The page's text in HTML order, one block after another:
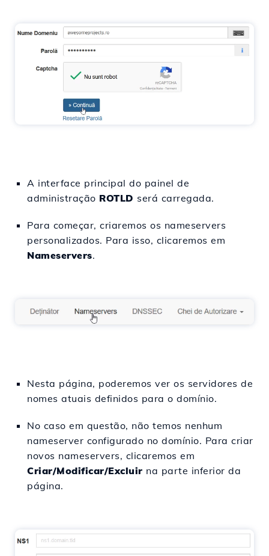
A interface principal do painel de
administração ROTLD será carregada.
Para começar, criaremos os nameservers
personalizados. Para isso, clicaremos em
Nameservers.
Nesta página, poderemos ver os servidores de
nomes atuais definidos para o domínio.
No caso em questão, não temos nenhum
nameserver configurado no domínio. Para criar
novos nameservers, clicaremos em
Criar/Modificar/Excluir na parte inferior da
página.